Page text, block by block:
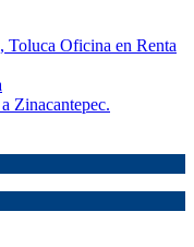
Zinacantepec.